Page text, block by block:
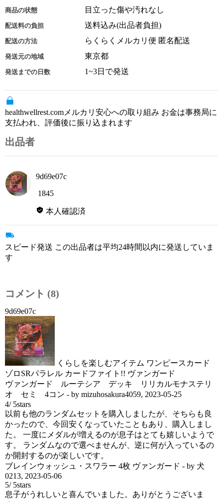
商品の状態 目立った傷や汚れなし
配送料の負担 送料込み(出品者負担)
配送の方法 らくらくメルカリ便 匿名配送
発送元の地域 東京都
発送までの日数 1~3日で発送
healthwellrest.comメルカリ安心への取り組み お金は事務局に
支払われ、評価後に振り込まれます
出品者
9d69e07c
1845
本人確認済
スピード発送 この出品者は平均24時間以内に発送していま
す
コメント (8)
9d69e07c
くらしを楽しむアイテム ワンピースカード
ゾロSRパラレル カードファイト!! ヴァンガード
ヴァンガード ルーテシア デッキ リリカルモナステリ
オ セミ 4コン - by mizuhosakura4059, 2023-05-25
4/ 5stars
以前も他のランダムセットを購入しましたが、そちらも良
かったので、今回安くなっていたこともあり、購入しまし
た。 一度にメダルが増えるのが息子はとても嬉しいようで
す。 ランダムなので選べませんが、逆に何が入っているの
か開封するのが楽しいです。
ブレインウォッシュ・スワラー 4枚 ヴァンガード - by 犬
0213, 2023-05-06
5/ 5stars
息子がうれしいと喜んでいました。ありがとうございま